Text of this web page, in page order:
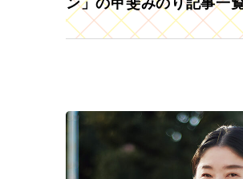
ン」の甲斐みのり記事一